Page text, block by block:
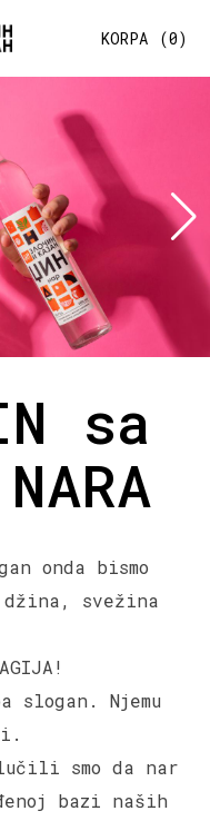
KORPA (0)
sa
onda bismo
svežina
slogan. Njemu
smo da nar
bazi naših